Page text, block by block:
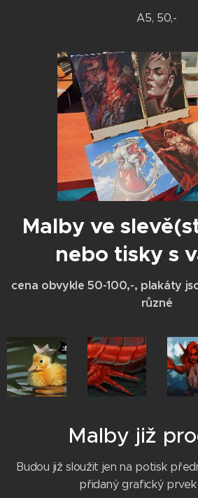
A5, 50,-
Malby ve
nebo tisky s
cena obvykle 50-100,-, plakáty
různé
Malby již
Budou již sloužit jen na potisk
přidaný grafický prvek